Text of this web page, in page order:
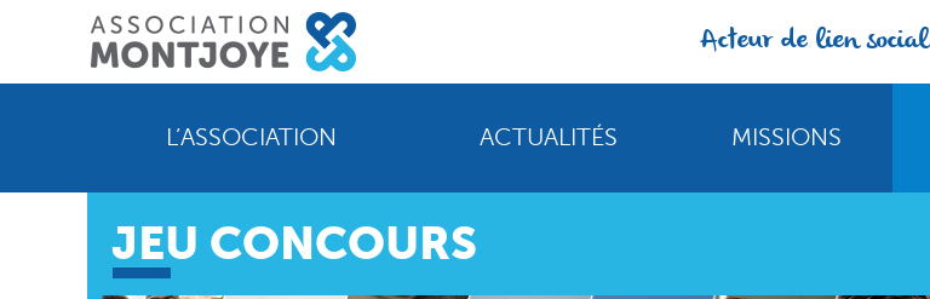
Acteur de lien social
L’ASSOCIATION ACTUALITÉS MISSIONS
JEU CONCOURS